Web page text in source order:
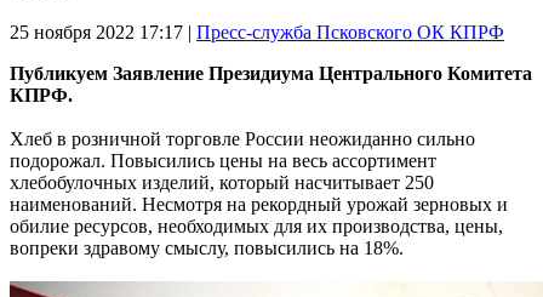
25 ноября 2022 17:17 | Пресс-служба Псковского ОК КПРФ
Публикуем Заявление Президиума Центрального Комитета
КПРФ.
Хлеб в розничной торговле России неожиданно сильно
подорожал. Повысились цены на весь ассортимент
хлебобулочных изделий, который насчитывает 250
наименований. Несмотря на рекордный урожай зерновых и
обилие ресурсов, необходимых для их производства, цены,
вопреки здравому смыслу, повысились на 18%.